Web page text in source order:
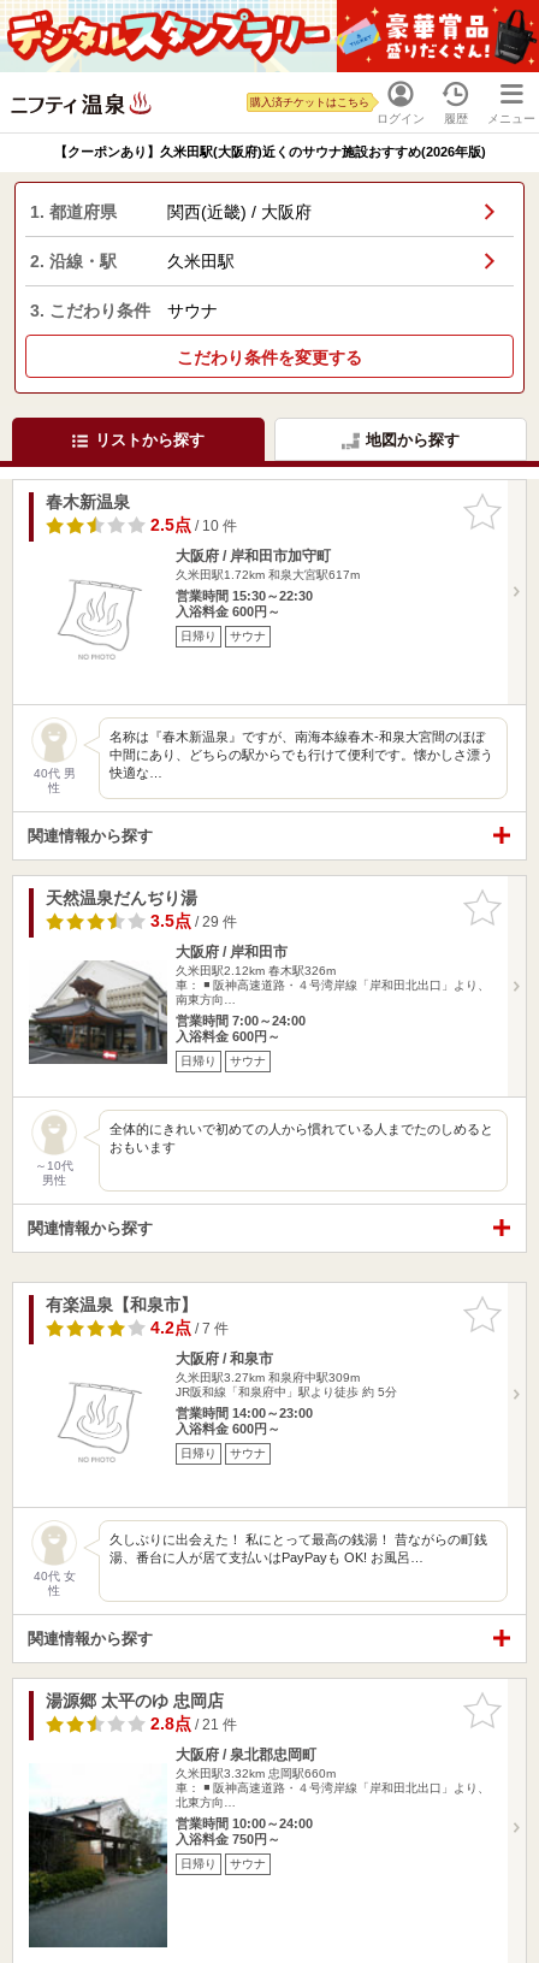
ログイン
購入済チケットはこちら
履歴 メニュー
【クーポンあり】久米田駅(大阪府)近くのサウナ施設おすすめ(2026年版)
1. 都道府県 関西(近畿) / 大阪府
2. 沿線・駅 久米田駅
3. こだわり条件 サウナ
こだわり条件を変更する
リストから探す 地図から探す
お気に入
りに追加
春木新温泉
2.5点/ 10 件
大阪府 / 岸和田市加守町
久米田駅1.72km 和泉大宮駅617m
営業時間 15:30～22:30
入浴料金 600円～
日帰り サウナ
40代 男
性
名称は『春木新温泉』ですが、南海本線春木-和泉大宮間のほぼ
中間にあり、どちらの駅からでも行けて便利です。懐かしさ漂う
快適な…
関連情報から探す
お気に入
りに追加
天然温泉だんぢり湯
3.5点/ 29 件
大阪府 / 岸和田市
久米田駅2.12km 春木駅326m
車： ◾️ 阪神高速道路・４号湾岸線「岸和田北出口」より、
南東方向…
営業時間 7:00～24:00
入浴料金 600円～
日帰り サウナ
～10代
男性
全体的にきれいで初めての人から慣れている人までたのしめると
おもいます
関連情報から探す
お気に入
りに追加
有楽温泉【和泉市】
4.2点/ 7 件
大阪府 / 和泉市
久米田駅3.27km 和泉府中駅309m
JR阪和線「和泉府中」駅より徒歩 約 5分
営業時間 14:00～23:00
入浴料金 600円～
日帰り サウナ
40代 女
性
久しぶりに出会えた！ 私にとって最高の銭湯！ 昔ながらの町銭
湯、番台に人が居て支払いはPayPayも OK! お風呂…
関連情報から探す
お気に入
りに追加
湯源郷 太平のゆ 忠岡店
2.8点/ 21 件
大阪府 / 泉北郡忠岡町
久米田駅3.32km 忠岡駅660m
車： ◾️ 阪神高速道路・４号湾岸線「岸和田北出口」より、
北東方向…
営業時間 10:00～24:00
入浴料金 750円～
日帰り サウナ